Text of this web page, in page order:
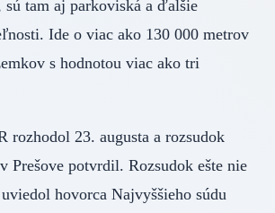
sú tam aj parkoviská a ďalšie
Ide o viac ako 130 000 metrov
s hodnotou viac ako tri
rozhodol 23. augusta a rozsudok
Prešove potvrdil. Rozsudok ešte nie
hovorca Najvyššieho súdu